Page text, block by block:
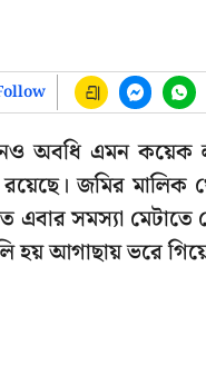
অবধি এমন
জমির
এবার সমস্যা
হয় আগাছায় ভরে